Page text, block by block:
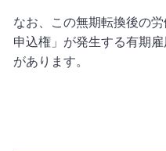
なお、この無期転換後の
申込権」が発生する有期
があります。